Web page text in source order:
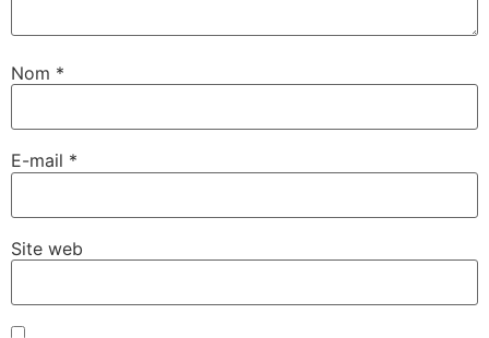
Nom *
E-mail *
Site web